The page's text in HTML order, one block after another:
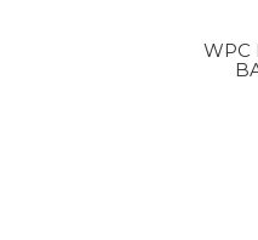
WPC PACKABLE RAIN